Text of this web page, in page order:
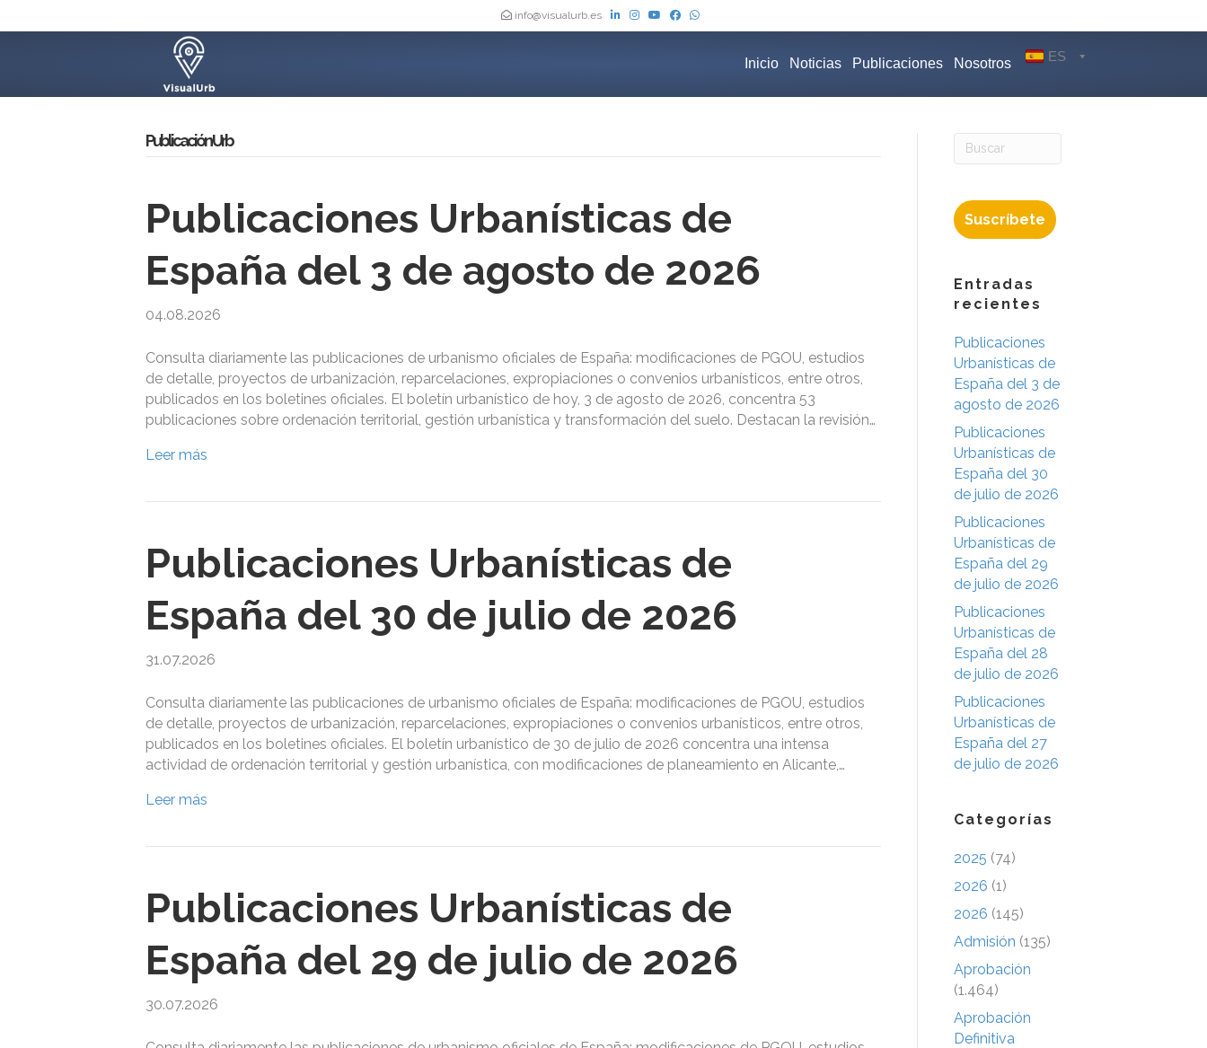
info@visualurb.es
Inicio Noticias Publicaciones Nosotros ES
Publicación Urb
Publicaciones Urbanísticas de
España del 3 de agosto de 2026
04.08.2026
Consulta diariamente las publicaciones de urbanismo oficiales de España: modificaciones de PGOU, estudios
de detalle, proyectos de urbanización, reparcelaciones, expropiaciones o convenios urbanísticos, entre otros,
publicados en los boletines oficiales. El boletín urbanístico de hoy, 3 de agosto de 2026, concentra 53
publicaciones sobre ordenación territorial, gestión urbanística y transformación del suelo. Destacan la revisión…
Leer más
Publicaciones Urbanísticas de
España del 30 de julio de 2026
31.07.2026
Consulta diariamente las publicaciones de urbanismo oficiales de España: modificaciones de PGOU, estudios
de detalle, proyectos de urbanización, reparcelaciones, expropiaciones o convenios urbanísticos, entre otros,
publicados en los boletines oficiales. El boletín urbanístico de 30 de julio de 2026 concentra una intensa
actividad de ordenación territorial y gestión urbanística, con modificaciones de planeamiento en Alicante,…
Leer más
Publicaciones Urbanísticas de
España del 29 de julio de 2026
30.07.2026
Suscríbete
Entradas
recientes
Publicaciones
Urbanísticas de
España del 3 de
agosto de 2026
Publicaciones
Urbanísticas de
España del 30
de julio de 2026
Publicaciones
Urbanísticas de
España del 29
de julio de 2026
Publicaciones
Urbanísticas de
España del 28
de julio de 2026
Publicaciones
Urbanísticas de
España del 27
de julio de 2026
Categorías
2025 (74)
2026 (1)
2026 (145)
Admisión (135)
Aprobación
(1.464)
Aprobación
Definitiva